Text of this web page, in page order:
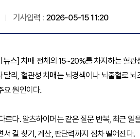
기사입력 : 2026-05-15 11:20
스] 치매 전체의 15~20%를 차지하는 혈
달리, 혈관성 치매는 뇌경색이나 뇌출혈로
요 원인이다.
르다. 알츠하이머는 같은 질문 반복, 최근
서 길 찾기, 계산, 판단력까지 점차 떨어진다.